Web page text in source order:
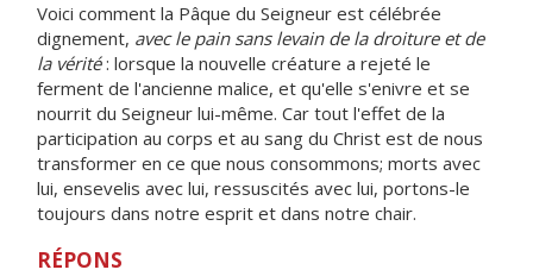
Voici comment la Pâque du Seigneur est célébrée
dignement, avec le pain sans levain de la droiture et de
la vérité: lorsque la nouvelle créature a rejeté le
ferment de l'ancienne malice, et qu'elle s'enivre et se
nourrit du Seigneur lui-même. Car tout l'effet de la
participation au corps et au sang du Christ est de nous
transformer en ce que nous consommons; morts avec
lui, ensevelis avec lui, ressuscités avec lui, portons-le
toujours dans notre esprit et dans notre chair.
RÉPONS